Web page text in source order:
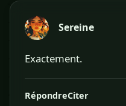
Sereine
Exactement.
RépondreCiter